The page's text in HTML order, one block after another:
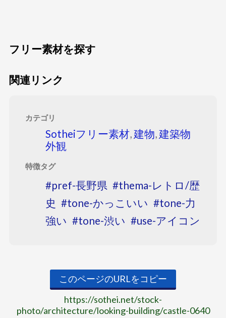
フリー素材を探す
関連リンク
カテゴリ
Sotheiフリー素材,建物,建築物
外観
特徴タグ
pref-長野県
thema-レトロ/歴
史
tone-かっこいい
tone-力
強い
tone-渋い use-アイコン
このページのURLをコピー
https://sothei.net/stock-
photo/architecture/looking-building/castle-0640